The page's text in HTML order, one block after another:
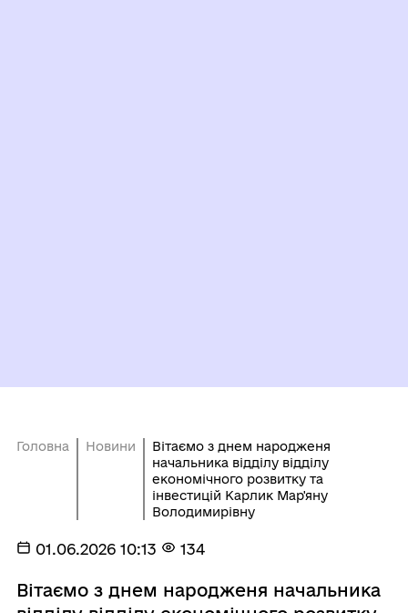
Головна Новини
Вітаємо з днем народженя
начальника відділу відділу
економічного розвитку та
інвестицій Карлик Мар'яну
Володимирівну
01.06.2026 10:13 134
Вітаємо з днем народженя начальника